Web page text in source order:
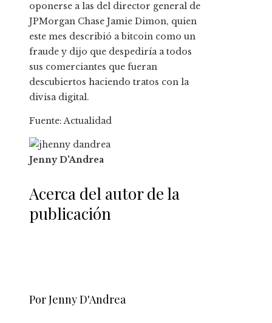
oponerse a las del director general de
JPMorgan Chase Jamie Dimon, quien
este mes describió a bitcoin como un
fraude y dijo que despediría a todos
sus comerciantes que fueran
descubiertos haciendo tratos con la
divisa digital.
Fuente: Actualidad
Jenny D'Andrea
Acerca del autor de la
publicación
Por Jenny D'Andrea